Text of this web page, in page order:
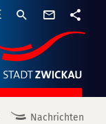
Nachrichten